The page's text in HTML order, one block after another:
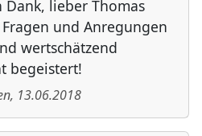
lieber Thomas
und Anregungen
wertschätzend
begeistert!
, 13.06.2018